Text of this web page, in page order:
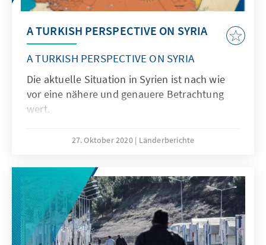
A TURKISH PERSPECTIVE ON SYRIA
A TURKISH PERSPECTIVE ON SYRIA
Die aktuelle Situation in Syrien ist nach wie
vor eine nähere und genauere Betrachtung
wert.
27. Oktober 2020 Länderberichte